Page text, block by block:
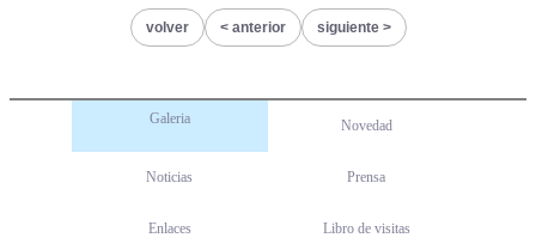
volver anterior siguiente
Galeria Novedad
Noticias Prensa
Enlaces Libro de visitas